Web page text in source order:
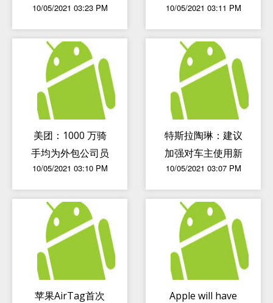
酿离婚
10/05/2021 03:23 PM
大战：哪些商业秘
密被暴露了？
10/05/2021 03:11 PM
美团：1000 万骑
手均为外包公司员
工，与我们无直接
劳动关系
10/05/2021 03:10 PM
特斯拉陶琳：建议
加强对车主使用新
型汽车的教育 智
能汽车更安全
10/05/2021 03:07 PM
苹果AirTag首次
Apple will have